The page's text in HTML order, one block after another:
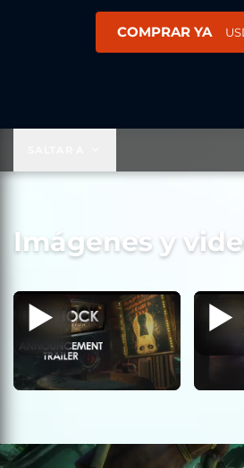
COMPRAR YA
Imágenes y